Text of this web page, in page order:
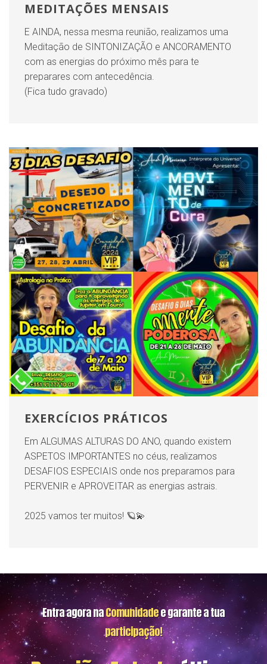
MEDITAÇÕES MENSAIS
E AINDA, nessa mesma reunião, realizamos uma
Meditação de SINTONIZAÇÃO e ANCORAMENTO
com as energias do próximo mês para te
preparares com antecedência.
(Fica tudo gravado)
EXERCÍCIOS PRÁTICOS
Em ALGUMAS ALTURAS DO ANO, quando existem
ASPETOS IMPORTANTES no céus, realizamos
DESAFIOS ESPECIAIS onde nos preparamos para
PERVENIR e APROVEITAR as energias astrais.
2025 vamos ter muitos! 🪐💫
Entra agora naComunidadee garante a tua
participação!